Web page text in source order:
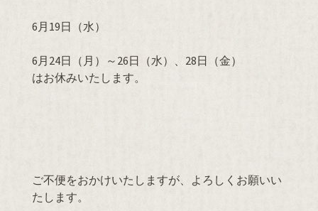
6月19日（水）
6月24日（月）～26日（水）、28日（金）
はお休みいたします。
ご不便をおかけいたしますが、よろしくお願いい
たします。